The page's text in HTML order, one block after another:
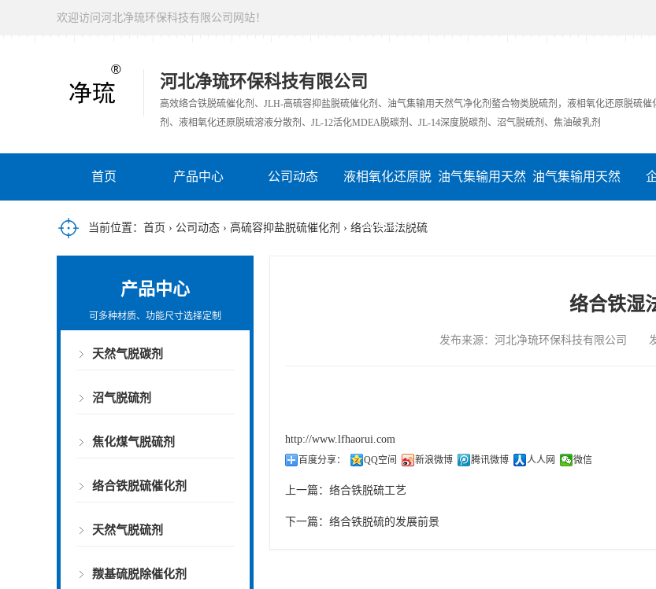
欢迎访问河北净琉环保科技有限公司网站！
河北净琉环保科技有限公司
高效络合铁脱硫催化剂、JLH-高硫容抑盐脱硫催化剂、油气集输用天然气净化剂螯合物类脱硫剂，液相氧化还原脱硫
剂、液相氧化还原脱硫溶液分散剂、JL-12活化MDEA脱碳剂、JL-14深度脱碳剂、沼气脱硫剂、焦油破乳剂
首页 产品中心 公司动态 液相氧化还原脱
硫催化剂
油气集输用天然 油气集输用天然
当前位置： 首页 › 公司动态 › 高硫容抑盐脱硫催化剂 › 络合铁湿法脱硫
产品中心
可多种材质、功能尺寸选择定制
天然气脱碳剂
沼气脱硫剂
焦化煤气脱硫剂
络合铁脱硫催化剂
天然气脱硫剂
羰基硫脱除催化剂
络合铁湿
发布来源：河北净琉环保科技有限公司
http://www.lfhaorui.com
百度分享： QQ空间 新浪微博 腾讯微博 人人网 微信
上一篇： 络合铁脱硫工艺
下一篇： 络合铁脱硫的发展前景